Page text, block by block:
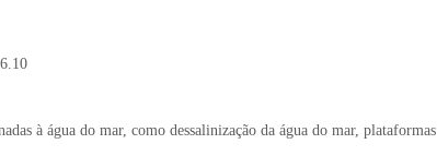
à água do mar, como dessalinização da água do mar, plataformas